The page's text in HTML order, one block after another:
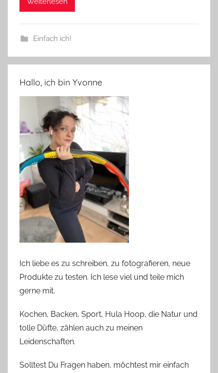
Einfach ich!
Hallo, ich bin Yvonne
Ich liebe es zu schreiben, zu fotografieren, neue
Produkte zu testen. Ich lese viel und teile mich
gerne mit.
Kochen, Backen, Sport, Hula Hoop, die Natur und
tolle Düfte, zählen auch zu meinen
Leidenschaften.
Solltest Du Fragen haben, möchtest mir einfach